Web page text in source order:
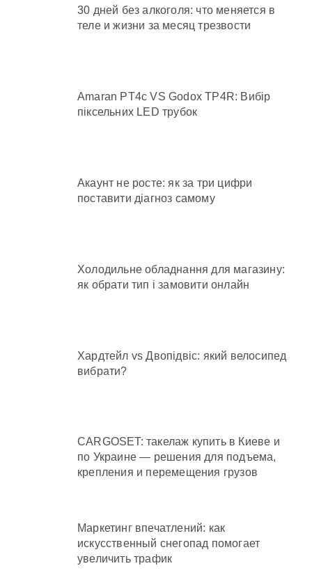
30 дней без алкоголя: что меняется в
теле и жизни за месяц трезвости
Amaran PT4c VS Godox TP4R: Вибір
піксельних LED трубок
Акаунт не росте: як за три цифри
поставити діагноз самому
Холодильне обладнання для магазину:
як обрати тип і замовити онлайн
Хардтейл vs Двопідвіс: який велосипед
вибрати?
CARGOSET: такелаж купить в Киеве и
по Украине — решения для подъема,
крепления и перемещения грузов
Маркетинг впечатлений: как
искусственный снегопад помогает
увеличить трафик